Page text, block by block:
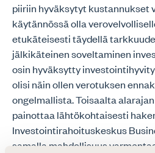
piiriin hyväksytyt kustannukset
käytännössä olla
etukäteisesti täydellä
jälkikäteinen soveltaminen
osin hyväksytty
olisi näin ollen verotuksen
ongelmallista. Toisaalta
painottaa lähtökohtaisesti
Investointirahoituskeskus
samalla mahdollisuus